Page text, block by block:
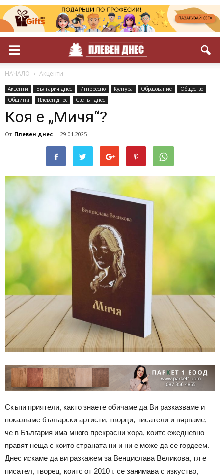
НАЧАЛО Акценти
Акценти България днес Интересно Култура Образование
Общество
Общини
Плевен днес Светът днес
Коя е „Мичя“?
От Плевен днес - 29.01.2025
Скъпи приятели, както знаете обичаме да Ви разказваме и
показваме български артисти, творци, писатели и вярваме,
че в България има много прекрасни хора, които ежедневно
правят неща с които страната ни и ни е може да се гордеем.
Днес искаме да ви разкажем за Венцислава Великова, тя е
писател, творец, които от 2010 г. се занимава с изкуство,